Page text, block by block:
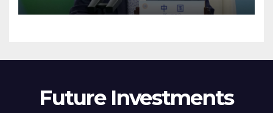
Future Investments